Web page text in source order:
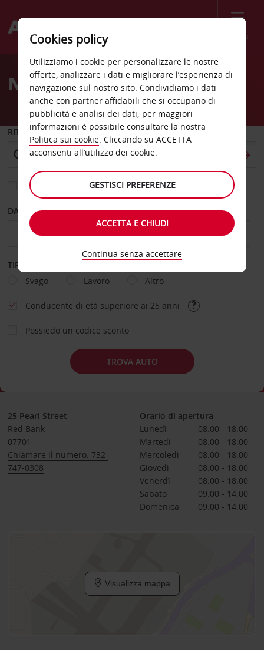
Menù
Welcome
AvisNoleggio auto Red Bank
RITIRO DA
Scegli una località di riconsegna diversa
DAL GIORNO AL GIORNO
TIPOLOGIA DI NOLEGGIO
Svago
Lavoro Altro
Conducente di età superiore ai 25 anni
Possiedo un codice sconto
TROVA AUTO
25 Pearl Street
Red Bank
07701
Chiamare il numero: 732-
747-0308
Orario di apertura
Lunedì
08:00 - 18:00
Martedì
08:00 - 18:00
Mercoledì
08:00 - 18:00
Giovedì
08:00 - 18:00
Venerdì
08:00 - 18:00
Sabato
09:00 - 14:00
Domenica
09:00 - 14:00
Visualizza mappa
Cookies policy
Utilizziamo i cookie per personalizzare le nostre
offerte, analizzare i dati e migliorare l’esperienza di
navigazione sul nostro sito. Condividiamo i dati
anche con partner affidabili che si occupano di
pubblicità e analisi dei dati; per maggiori
informazioni è possibile consultare la nostra
Politica sui cookie. Cliccando su ACCETTA
acconsenti all’utilizzo dei cookie.
GESTISCI PREFERENZE
ACCETTA E CHIUDI
Continua senza accettare